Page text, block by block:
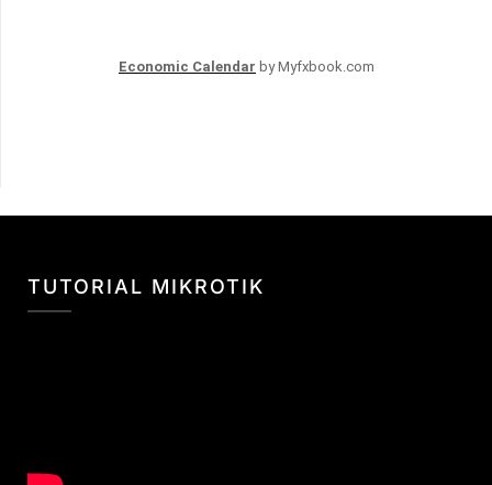
Economic Calendar by Myfxbook.com
TUTORIAL MIKROTIK